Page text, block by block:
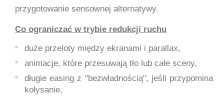
przygotowanie sensownej alternatywy.
Co ograniczać w trybie redukcji ruchu
duże przeloty między ekranami i parallax,
animacje, które przesuwają tło lub całe sceny,
długie easing z "bezwładnością", jeśli przypomina
kołysanie,